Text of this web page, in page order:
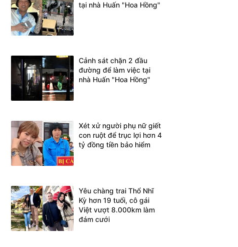
tại nhà Huấn "Hoa Hồng"
Cảnh sát chặn 2 đầu
đường để làm việc tại
nhà Huấn "Hoa Hồng"
Xét xử người phụ nữ giết
con ruột để trục lợi hơn 4
tỷ đồng tiền bảo hiểm
Yêu chàng trai Thổ Nhĩ
Kỳ hơn 19 tuổi, cô gái
Việt vượt 8.000km làm
đám cưới